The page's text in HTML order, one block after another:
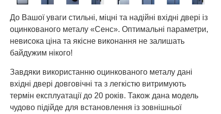
До Вашої уваги стильні, міцні та надійні вхідні двері із
оцинкованого металу «Сенс». Оптимальні параметри,
невисока ціна та якісне виконання не залишать
байдужим нікого!
Завдяки використанню оцинкованого металу дані
вхідні двері довговічні та з легкістю витримують
термін експлуатації до 20 років. Також дана модель
чудово підійде для встановлення із зовнішньої